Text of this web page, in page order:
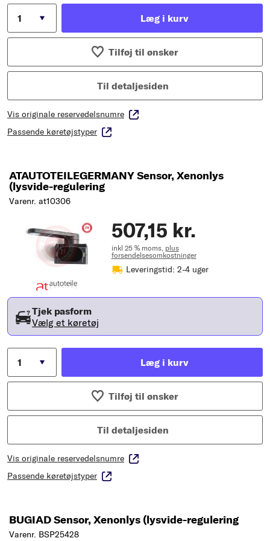
Læg i kurv
Tilføj til ønsker
Til detaljesiden
Vis originale reservedelsnumre
Passende køretøjstyper
ATAUTOTEILEGERMANY Sensor, Xenonlys
(lysvide-regulering
Varenr. at10306
507,15 kr.
inkl 25 % moms, plus
forsendelsesomkostninger
Leveringstid: 2-4 uger
Tjek pasform
Vælg et køretøj
Læg i kurv
Tilføj til ønsker
Til detaljesiden
Vis originale reservedelsnumre
Passende køretøjstyper
BUGIAD Sensor, Xenonlys (lysvide-regulering
Varenr. BSP25428